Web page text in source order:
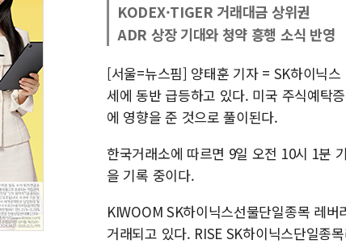
KODEX·TIGER 거래대금 상위권
ADR 상장 기대와 청약 흥행 소식 반영
[서울=뉴스핌] 양태훈 기자 = SK하이닉
세에 동반 급등하고 있다. 미국 주식예탁
에 영향을 준 것으로 풀이된다.
한국거래소에 따르면 9일 오전 10시 1분
을 기록 중이다.
KIWOOM SK하이닉스선물단일종목 레
거래되고 있다. RISE SK하이닉스단일종